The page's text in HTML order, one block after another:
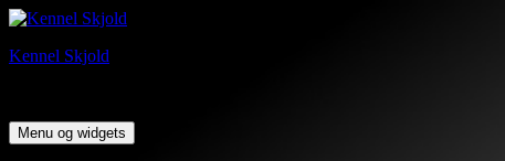
Hop
indhold
Kennel Skjold
Menu og widgets